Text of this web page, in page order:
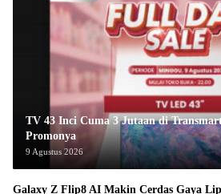
TV 43 Inci Cuma 3 Jutaan di
Promonya
9 Agustus 2026
Galaxy Z Flip8 AI Makin Cerdas Gaya